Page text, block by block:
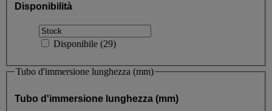
Disponibilità
Disponibile (29)
Tubo d'immersione lunghezza (mm)
Tubo d'immersione lunghezza (mm)